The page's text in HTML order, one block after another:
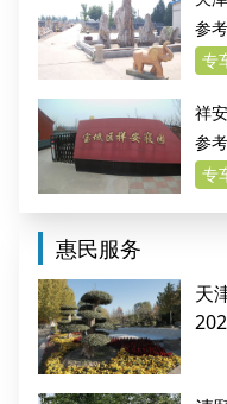
专
祥
专
惠民服务
天